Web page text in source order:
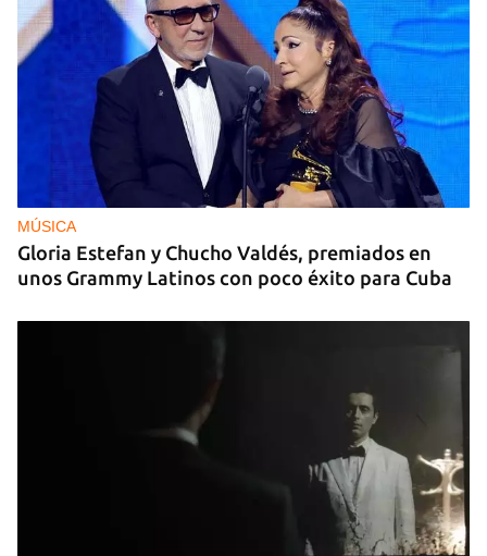
MÚSICA
Gloria Estefan y Chucho Valdés, premiados en
unos Grammy Latinos con poco éxito para Cuba